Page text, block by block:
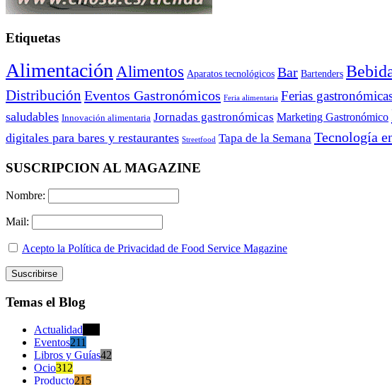
Etiquetas
Alimentación Alimentos Aparatos tecnológicos Bar Bartenders
Distribución Eventos Gastronómicos Feria alimentaria Ferias
saludables Innovación alimentaria Jornadas gastronómicas Marketing Gastronómico
digitales para bares y restaurantes Streetfood Tapa de la Semana Tecnología
SUSCRIPCION AL MAGAZINE
Nombre:
Mail:
Acepto la Política de Privacidad de Food Service Magazine
Temas el Blog
Actualidad
Eventos211
Libros y Guías42
Ocio312
Producto215